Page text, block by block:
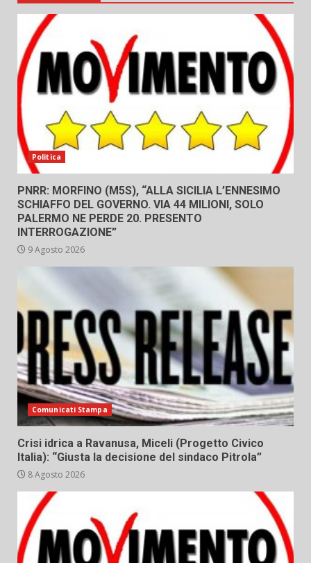
Politica
PNRR: MORFINO (M5S), “ALLA SICILIA L’ENNESIMO
SCHIAFFO DEL GOVERNO. VIA 44 MILIONI, SOLO
PALERMO NE PERDE 20. PRESENTO
INTERROGAZIONE”
9 Agosto 2026
Comunicati Stampa
Crisi idrica a Ravanusa, Miceli (Progetto Civico
Italia): “Giusta la decisione del sindaco Pitrola”
8 Agosto 2026